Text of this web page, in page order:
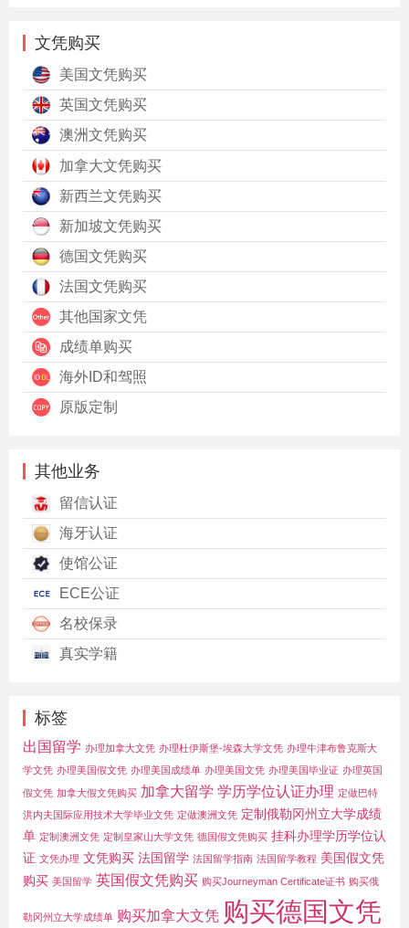
文凭购买
美国文凭购买
英国文凭购买
澳洲文凭购买
加拿大文凭购买
新西兰文凭购买
新加坡文凭购买
德国文凭购买
法国文凭购买
其他国家文凭
成绩单购买
海外ID和驾照
原版定制
其他业务
留信认证
海牙认证
使馆公证
ECE公证
名校保录
真实学籍
标签
出国留学 办理加拿大文凭 办理杜伊斯堡-埃森大学文凭 办理牛津布鲁克斯大
学文凭 办理美国假文凭 办理美国成绩单 办理美国文凭 办理美国毕业证 办理英国
假文凭 加拿大假文凭购买 加拿大留学 学历学位认证办理 定做巴特
洪内夫国际应用技术大学毕业文凭 定做澳洲文凭 定制俄勒冈州立大学成绩
单 定制澳洲文凭 定制皇家山大学文凭 德国假文凭购买 挂科办理学历学位认
证 文凭办理 文凭购买 法国留学 法国留学指南 法国留学教程 美国假文凭
购买 美国留学 英国假文凭购买 购买Journeyman Certificate证书 购买俄
勒冈州立大学成绩单 购买加拿大文凭 购买德国文凭